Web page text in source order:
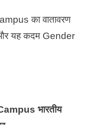
का वातावरण
यह कदम Gender
भारतीय